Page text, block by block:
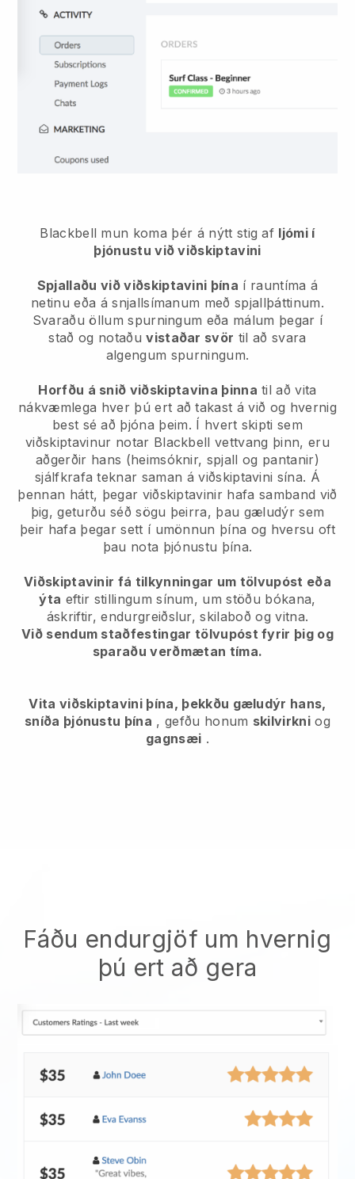
Blackbell mun koma þér á nýtt stig af ljómi í
þjónustu við viðskiptavini
Spjallaðu við viðskiptavini þína í rauntíma á
netinu eða á snjallsímanum með spjallþáttinum.
Svaraðu öllum spurningum eða málum þegar í
stað og notaðuvistaðar svör til að svara
algengum spurningum.
Horfðu á snið viðskiptavina þinna til að vita
nákvæmlega hver þú ert að takast á við og hvernig
best sé að þjóna þeim. Í hvert skipti sem
viðskiptavinur notar Blackbell vettvang þinn, eru
aðgerðir hans (heimsóknir, spjall og pantanir)
sjálfkrafa teknar saman á viðskiptavini sína. Á
þennan hátt, þegar viðskiptavinir hafa samband við
þig, geturðu séð sögu þeirra, þau gæludýr sem
þeir hafa þegar sett í umönnun þína og hversu oft
þau nota þjónustu þína.
Viðskiptavinir fá tilkynningar um tölvupóst eða
ýta eftir stillingum sínum, um stöðu bókana,
áskriftir, endurgreiðslur, skilaboð og vitna.
Við sendum staðfestingar tölvupóst fyrir þig og
sparaðu verðmætan tíma.
Vita viðskiptavini þína, þekkðu gæludýr hans,
sníða þjónustu þína , gefðu honum skilvirkni og
gagnsæi .
Fáðu endurgjöf um hvernig
þú ert að gera